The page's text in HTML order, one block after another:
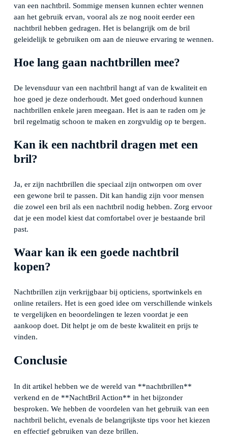
van een nachtbril. Sommige mensen kunnen echter wennen
aan het gebruik ervan, vooral als ze nog nooit eerder een
nachtbril hebben gedragen. Het is belangrijk om de bril
geleidelijk te gebruiken om aan de nieuwe ervaring te wennen.
Hoe lang gaan nachtbrillen mee?
De levensduur van een nachtbril hangt af van de kwaliteit en
hoe goed je deze onderhoudt. Met goed onderhoud kunnen
nachtbrillen enkele jaren meegaan. Het is aan te raden om je
bril regelmatig schoon te maken en zorgvuldig op te bergen.
Kan ik een nachtbril dragen met een
bril?
Ja, er zijn nachtbrillen die speciaal zijn ontworpen om over
een gewone bril te passen. Dit kan handig zijn voor mensen
die zowel een bril als een nachtbril nodig hebben. Zorg ervoor
dat je een model kiest dat comfortabel over je bestaande bril
past.
Waar kan ik een goede nachtbril
kopen?
Nachtbrillen zijn verkrijgbaar bij opticiens, sportwinkels en
online retailers. Het is een goed idee om verschillende winkels
te vergelijken en beoordelingen te lezen voordat je een
aankoop doet. Dit helpt je om de beste kwaliteit en prijs te
vinden.
Conclusie
In dit artikel hebben we de wereld van **nachtbrillen**
verkend en de **NachtBril Action** in het bijzonder
besproken. We hebben de voordelen van het gebruik van een
nachtbril belicht, evenals de belangrijkste tips voor het kiezen
en effectief gebruiken van deze brillen.